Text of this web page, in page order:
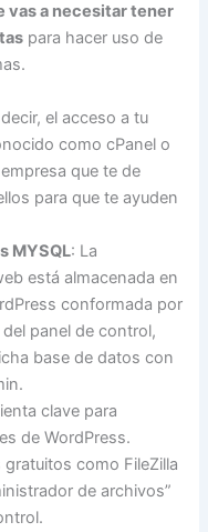
vas a necesitar tener
para hacer uso de
el acceso a tu
como cPanel o
que te de
para que te ayuden
MYSQL: La
está almacenada en
conformada por
panel de control,
base de datos con
clave para
de WordPress.
como FileZilla
de archivos”